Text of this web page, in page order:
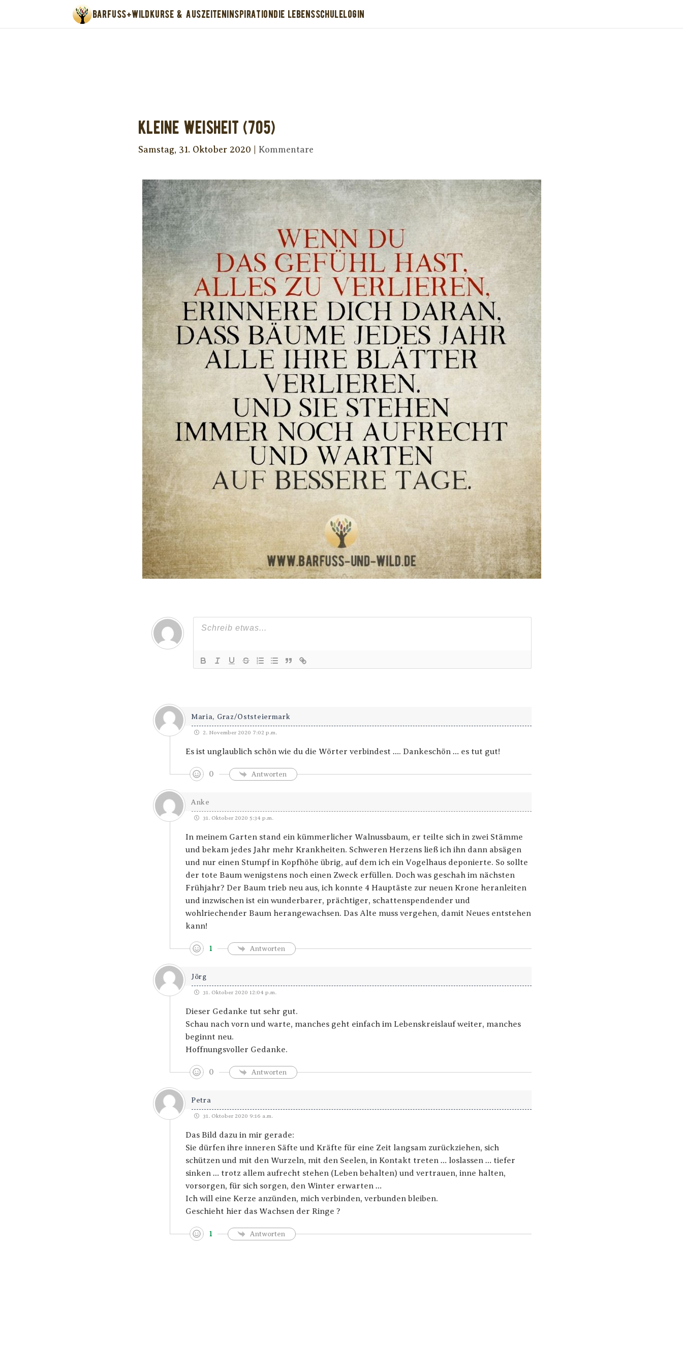
BARFUSS+WILDKURSE & AUSZEITENINSPIRATIONDIE LEBENSSCHULELOGIN
Kleine Weisheit (705)
Samstag, 31. Oktober 2020 Kommentare
Maria, Graz/Oststeiermark
2. November 2020 7:02 p.m.
Es ist unglaublich schön wie du die Wörter verbindest …. Dankeschön … es tut gut!
0 Antworten
Anke
31. Oktober 2020 5:34 p.m.
In meinem Garten stand ein kümmerlicher Walnussbaum, er teilte sich in zwei Stämme
und bekam jedes Jahr mehr Krankheiten. Schweren Herzens ließ ich ihn dann absägen
und nur einen Stumpf in Kopfhöhe übrig, auf dem ich ein Vogelhaus deponierte. So sollte
der tote Baum wenigstens noch einen Zweck erfüllen. Doch was geschah im nächsten
Frühjahr? Der Baum trieb neu aus, ich konnte 4 Hauptäste zur neuen Krone heranleiten
und inzwischen ist ein wunderbarer, prächtiger, schattenspendender und
wohlriechender Baum herangewachsen. Das Alte muss vergehen, damit Neues entstehen
kann!
1 Antworten
Jörg
31. Oktober 2020 12:04 p.m.
Dieser Gedanke tut sehr gut.
Schau nach vorn und warte, manches geht einfach im Lebenskreislauf weiter, manches
beginnt neu.
Hoffnungsvoller Gedanke.
0 Antworten
Petra
31. Oktober 2020 9:16 a.m.
Das Bild dazu in mir gerade:
Sie dürfen ihre inneren Säfte und Kräfte für eine Zeit langsam zurückziehen, sich
schützen und mit den Wurzeln, mit den Seelen, in Kontakt treten … loslassen … tiefer
sinken … trotz allem aufrecht stehen (Leben behalten) und vertrauen, inne halten,
vorsorgen, für sich sorgen, den Winter erwarten …
Ich will eine Kerze anzünden, mich verbinden, verbunden bleiben.
Geschieht hier das Wachsen der Ringe ?
1 Antworten